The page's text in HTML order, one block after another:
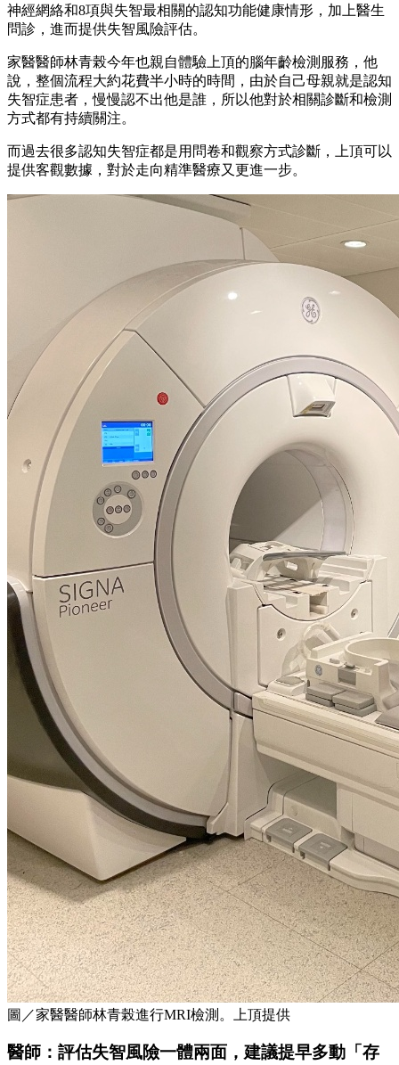
神經網絡和8項與失智最相關的認知功能健康情形，加上醫生
問診，進而提供失智風險評估。
家醫醫師林青榖今年也親自體驗上頂的腦年齡檢測服務，他
說，整個流程大約花費半小時的時間，由於自己母親就是認知
失智症患者，慢慢認不出他是誰，所以他對於相關診斷和檢測
方式都有持續關注。
而過去很多認知失智症都是用問卷和觀察方式診斷，上頂可以
提供客觀數據，對於走向精準醫療又更進一步。
圖／家醫醫師林青榖進行MRI檢測。上頂提供
醫師：評估失智風險一體兩面，建議提早多動「存